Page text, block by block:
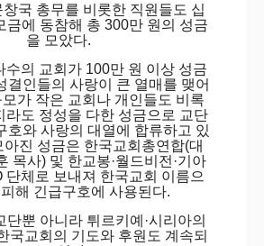
국 총무를 비롯한 직원들도 십
금에 동참해 총 300만 원의 성금
을 모았다.
수의 교회가 100만 원 이상 성금
결인들의 사랑이 큰 열매를 맺어
가 작은 교회나 개인들도 비록
라도 정성을 다한 성금으로 교단
호와 사랑의 대열에 합류하고 있
아진 성금은 한국교회총연합(대
목사) 및 한교봉·월드비전·기아
단체로 보내져 한국교회 이름으
해 긴급구호에 사용된다.
단뿐 아니라 튀르키예·시리아의
국교회의 기도와 후원도 계속되